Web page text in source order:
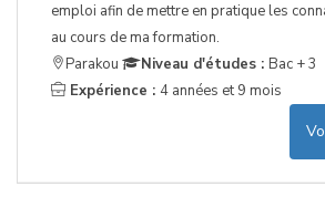
emploi afin de mettre en pratique les
au cours de ma formation.
Parakou
Niveau d'études : Bac + 3
Expérience : 4 années et 9 mois